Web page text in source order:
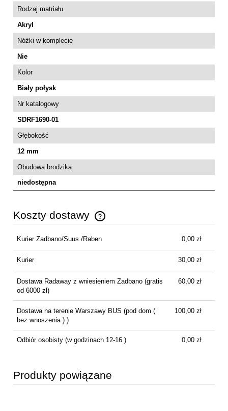
Rodzaj matriału
Akryl
Nóżki w komplecie
Nie
Kolor
Biały połysk
Nr katalogowy
SDRF1690-01
Głębokość
12 mm
Obudowa brodzika
niedostępna
Koszty dostawy
Cena nie zawiera ewentualnych kosztów płatności
Kurier Zadbano/Suus /Raben 0,00 zł
Kurier 30,00 zł
Dostawa Radaway z wniesieniem Zadbano(gratis
od 6000 zł)
60,00 zł
Dostawa na terenie Warszawy BUS (pod dom (
bez wnoszenia ) )
100,00 zł
Odbiór osobisty(w godzinach 12-16 ) 0,00 zł
Produkty powiązane